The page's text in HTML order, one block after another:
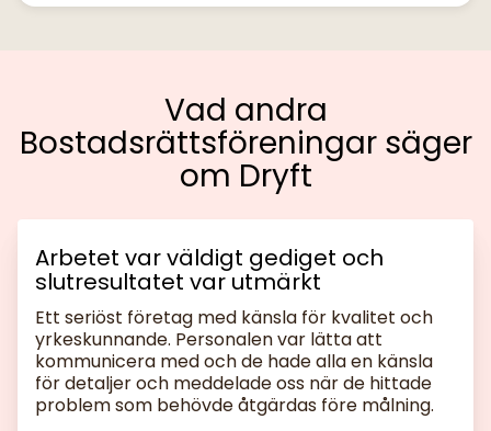
Vad andra
Bostadsrättsföreningar säger
om Dryft
Arbetet var väldigt gediget och
slutresultatet var utmärkt
Ett seriöst företag med känsla för kvalitet och
yrkeskunnande. Personalen var lätta att
kommunicera med och de hade alla en känsla
för detaljer och meddelade oss när de hittade
problem som behövde åtgärdas före målning.